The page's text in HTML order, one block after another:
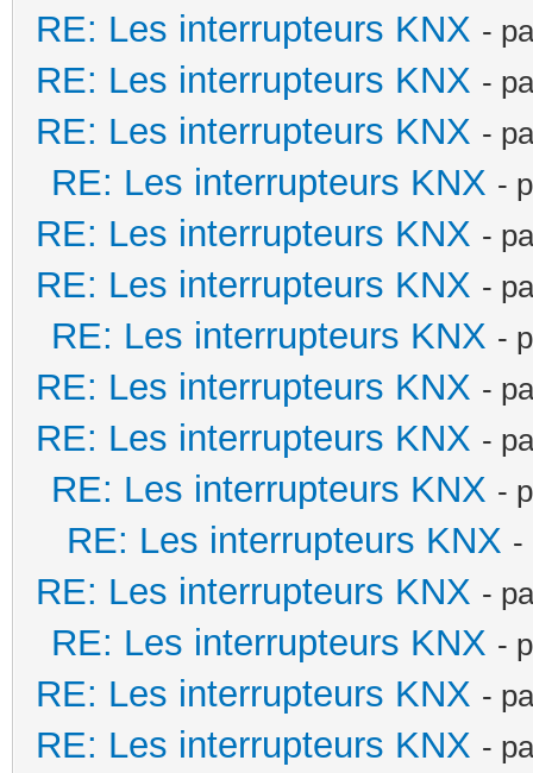
RE: Les interrupteurs KNX -
RE: Les interrupteurs KNX -
RE: Les interrupteurs KNX -
RE: Les interrupteurs KNX -
RE: Les interrupteurs KNX -
RE: Les interrupteurs KNX -
RE: Les interrupteurs KNX -
RE: Les interrupteurs KNX -
RE: Les interrupteurs KNX -
RE: Les interrupteurs KNX -
RE: Les interrupteurs KNX -
RE: Les interrupteurs KNX -
RE: Les interrupteurs KNX -
RE: Les interrupteurs KNX -
RE: Les interrupteurs KNX -